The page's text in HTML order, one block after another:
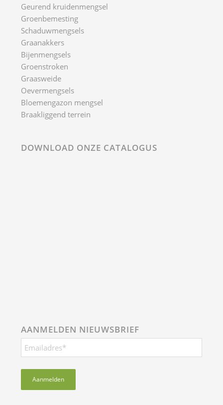
Geurend kruidenmengsel
Groenbemesting
Schaduwmengsels
Graanakkers
Bijenmengsels
Groenstroken
Graasweide
Oevermengsels
Bloemengazon mengsel
Braakliggend terrein
DOWNLOAD ONZE CATALOGUS
AANMELDEN NIEUWSBRIEF